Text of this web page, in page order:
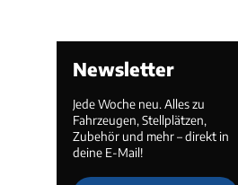
Newsletter
Jede Woche neu. Alles zu
Fahrzeugen, Stellplätzen,
Zubehör und mehr – direkt in
deine E-Mail!